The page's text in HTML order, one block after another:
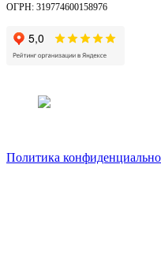
ОГРН: 319774600158976
Политика